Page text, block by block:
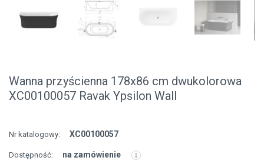
Wanna przyścienna 178x86 cm dwukolorowa
XC00100057 Ravak Ypsilon Wall
Nr katalogowy: XC00100057
Dostępność: na zamówienie